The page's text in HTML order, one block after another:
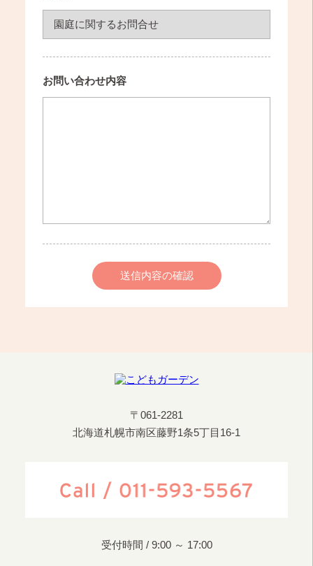
お問い合わせ内容
送信内容の確認
〒061-2281
北海道札幌市南区藤野1条5丁目16-1
受付時間 / 9:00 ～ 17:00